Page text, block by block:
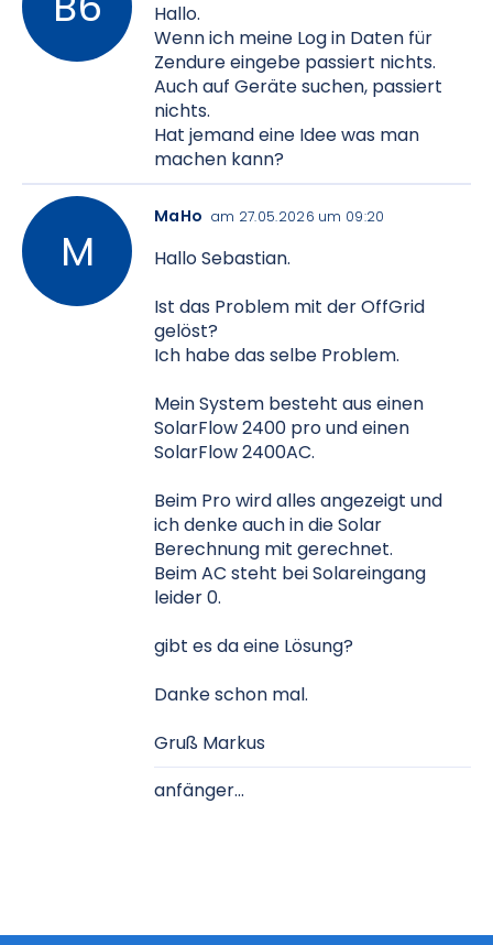
Hallo.
Wenn ich meine Log in Daten für
Zendure eingebe passiert nichts.
Auch auf Geräte suchen, passiert
nichts.
Hat jemand eine Idee was man
machen kann?
MaHo am 27.05.2026 um 09:20
Hallo Sebastian.
Ist das Problem mit der OffGrid
gelöst?
Ich habe das selbe Problem.
Mein System besteht aus einen
SolarFlow 2400 pro und einen
SolarFlow 2400AC.
Beim Pro wird alles angezeigt und
ich denke auch in die Solar
Berechnung mit gerechnet.
Beim AC steht bei Solareingang
leider 0.
gibt es da eine Lösung?
Danke schon mal.
Gruß Markus
anfänger...